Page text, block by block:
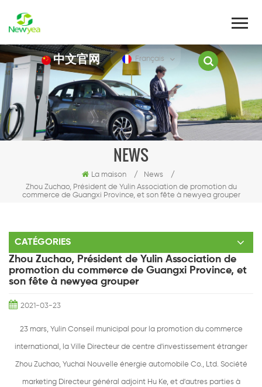
中文官网 Français
NEWS
La maison / News
/
Zhou Zuchao, Président de Yulin Association de promotion du
commerce de Guangxi Province, et son fête à newyea grouper
CATÉGORIES
Zhou Zuchao, Président de Yulin Association de
promotion du commerce de Guangxi Province, et
son fête à newyea grouper
2021-03-23
23 mars, Yulin Conseil municipal pour la promotion du commerce
international, la Ville Directeur de centre d'investissement étranger
Zhou Zuchao, Yuchai Nouvelle énergie automobile Co., Ltd. Société
marketing Directeur général adjoint Hu Ke, et d'autres parties à